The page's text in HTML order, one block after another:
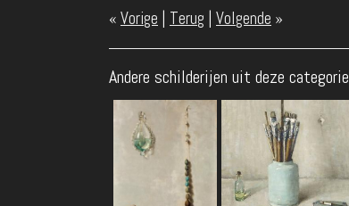
« Vorige | Terug | Volgende »
Andere schilderijen uit deze categorie